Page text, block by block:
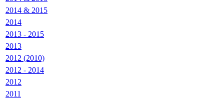
2014 & 2015
2014
2013 - 2015
2013
2012 (2010)
2012 - 2014
2012
2011